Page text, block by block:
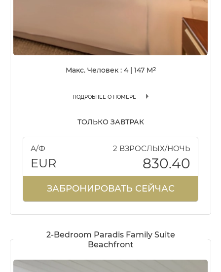
Макс. Человек : 4 | 147M2
ПОДРОБНЕЕ О НОМЕРЕ
ТОЛЬКО ЗАВТРАК
А/Ф 2 ВЗРОСЛЫХ/НОЧЬ
EUR 830.40
ЗАБРОНИРОВАТЬ СЕЙЧАС
2-Bedroom Paradis Family Suite
Beachfront